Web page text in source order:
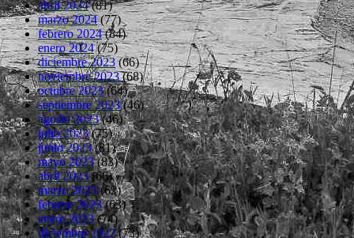
abril 2024(81)
marzo 2024(77)
febrero 2024(84)
enero 2024(75)
diciembre 2023(66)
noviembre 2023(68)
octubre 2023(64)
septiembre 2023(46)
agosto 2023(46)
julio 2023(75)
junio 2023(81)
mayo 2023(83)
abril 2023(66)
marzo 2023(62)
febrero 2023(63)
enero 2023(74)
diciembre 2022(73)